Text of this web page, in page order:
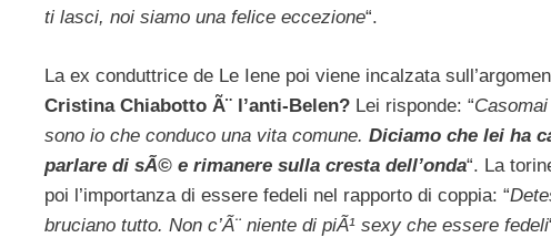
ti lasci, noi siamo una felice eccezione“.
La ex conduttrice de Le Iene poi viene incalzata
Cristina Chiabotto Ã¨ l’anti-Belen? Lei risponde: “
sono io che conduco una vita comune. Diciamo che lei ha
parlare di sÃ© e rimanere sulla cresta dell’onda“. La
poi l’importanza di essere fedeli nel rapporto di coppia: “
bruciano tutto. Non c’Ã¨ niente di piÃ¹ sexy che essere fedeli